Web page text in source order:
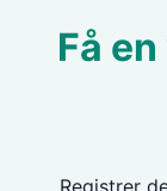
Få
Registrer